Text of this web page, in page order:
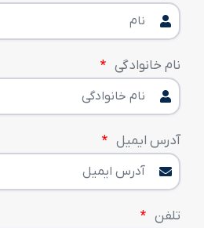
نام خانوادگی
آدرس ایمیل
تلفن